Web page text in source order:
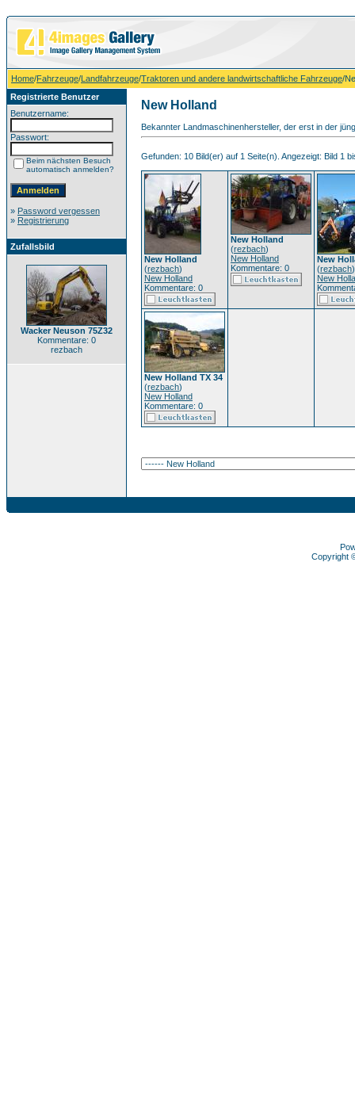
Home/Fahrzeuge/Landfahrzeuge/Traktoren und andere landwirtschaftliche Fahrzeuge/
Registrierte Benutzer
Benutzername:
Passwort:
Beim nächsten Besuch
automatisch anmelden?
» Password vergessen
» Registrierung
Zufallsbild
Wacker Neuson 75Z32
Kommentare: 0
rezbach
New Holland
Bekannter Landmaschinenhersteller, der erst in der
Gefunden: 10 Bild(er) auf 1 Seite(n). Angezeigt: Bild 1
New Holland
(rezbach)
New Holland
Kommentare: 0
New Holland
(rezbach)
New Holland
Kommentare: 0
New
(rezbach)
New
New Holland TX 34
(rezbach)
New Holland
Kommentare: 0
Copyright